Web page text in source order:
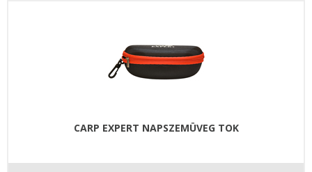
CARP EXPERT NAPSZEMÜVEG TOK